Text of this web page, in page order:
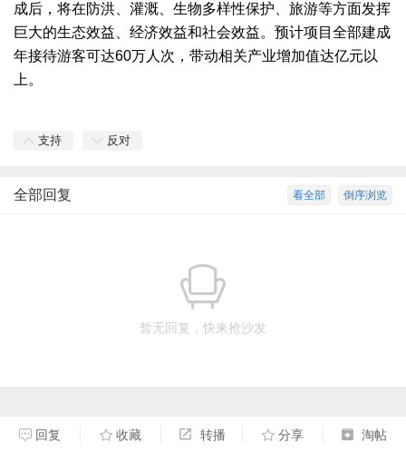
成后，将在防洪、灌溉、生物多样性保护、旅游等方面发挥
巨大的生态效益、经济效益和社会效益。预计项目全部建成
年接待游客可达60万人次，带动相关产业增加值达亿元以
上。
支持 反对
倒序浏览
看全部
全部回复
暂无回复，快来抢沙发
回复 收藏 转播 分享 淘帖